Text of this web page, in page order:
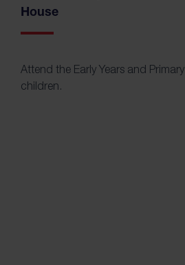
House
Attend the Early Years and
children.